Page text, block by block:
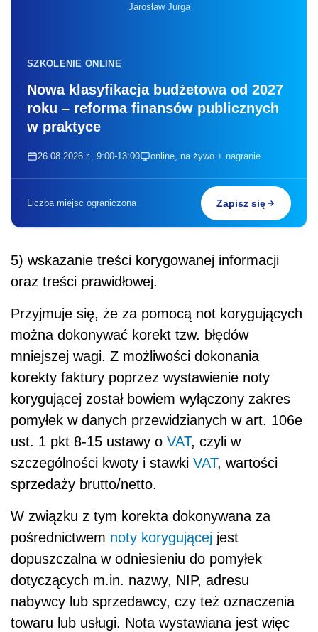
Jarosław Jurga
SZKOLENIE ONLINE
Nowa klasyfikacja budżetowa od 2027
roku – reforma finansów publicznych
w praktyce
26.08.2026 r., 9:00-13:00 online, na żywo + nagranie
Liczba miejsc ograniczona Zapisz się
5) wskazanie treści korygowanej informacji
oraz treści prawidłowej.
Przyjmuje się, że za pomocą not korygujących
można dokonywać korekt tzw. błędów
mniejszej wagi. Z możliwości dokonania
korekty faktury poprzez wystawienie noty
korygującej został bowiem wyłączony zakres
pomyłek w danych przewidzianych w art. 106e
ust. 1 pkt 8-15 ustawy o VAT, czyli w
szczególności kwoty i stawki VAT, wartości
sprzedaży brutto/netto.
W związku z tym korekta dokonywana za
pośrednictwem noty korygującej jest
dopuszczalna w odniesieniu do pomyłek
dotyczących m.in. nazwy, NIP, adresu
nabywcy lub sprzedawcy, czy też oznaczenia
towaru lub usługi. Nota wystawiana jest więc